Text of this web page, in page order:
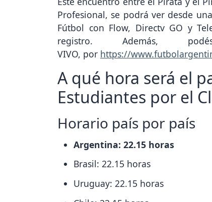
Profesional, se podrá ver desde
Fútbol con Flow, Directv GO y
registro. Además,
VIVO, por https://
A qué hora será el
Estudiantes por el
Horario país por país
Argentina: 22.15 horas
Brasil: 22.15 horas
Uruguay: 22.15 horas